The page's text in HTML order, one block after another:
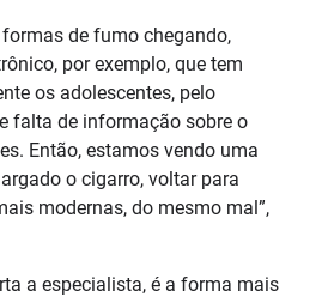
de fumo chegando,
por exemplo, que tem
os adolescentes, pelo
falta de informação sobre o
Então, estamos vendo uma
o cigarro, voltar para
modernas, do mesmo mal”,
a especialista, é a forma mais